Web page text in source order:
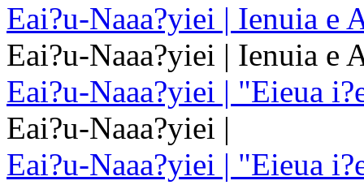
Eai?u-Naaa?yiei | Ienuia e
Eai?u-Naaa?yiei | Ienuia e
Eai?u-Naaa?yiei | "Eieua
Eai?u-Naaa?yiei |
Eai?u-Naaa?yiei | "Eieua